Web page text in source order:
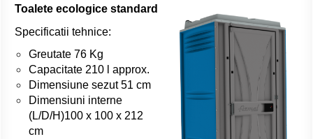
Toalete ecologice standard
Specificatii tehnice:
Greutate 76 Kg
Capacitate 210 l approx.
Dimensiune sezut 51 cm
Dimensiuni interne
(L/D/H)100 x 100 x 212
cm